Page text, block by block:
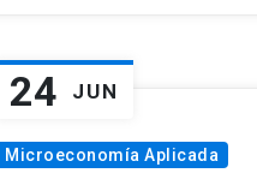
24 JUN
Microeconomía Aplicada